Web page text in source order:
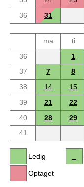
36
31
ma
ti
36
1
37
7 8
38
14 15
39
21 22
40
28 29
41
Ledig
Optaget